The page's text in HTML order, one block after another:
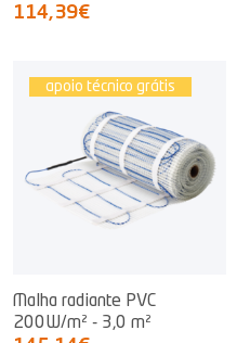
114,39€
apoio técnico grátis
Malha radiante PVC
200W/m² - 3,0 m²